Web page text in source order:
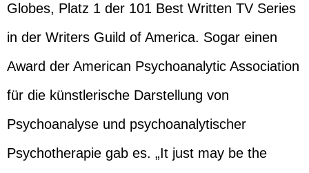
Globes, Platz 1 der 101 Best Written TV Series
in der Writers Guild of America. Sogar einen
Award der American Psychoanalytic Association
für die künstlerische Darstellung von
Psychoanalyse und psychoanalytischer
Psychotherapie gab es. „It just may be the